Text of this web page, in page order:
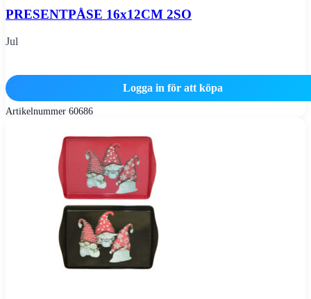
PRESENTPÅSE 16x12CM 2SO
Jul
Logga in för att köpa
Artikelnummer 60686